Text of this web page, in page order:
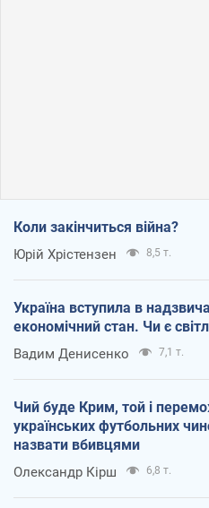
Коли закінчиться війна?
Юрій Хрістензен 8,5 т.
Україна вступила в
економічний стан. Чи є
Вадим Денисенко 7,1 т.
Чий буде Крим, той і
українських футбольних
назвати вбивцями
Олександр Кірш 6,8 т.